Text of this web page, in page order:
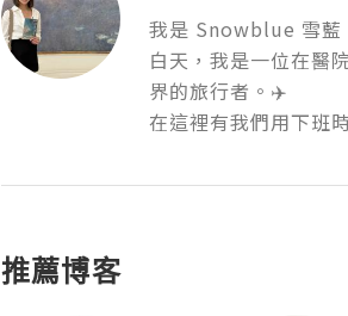
我是 Snowblue 雪藍
白天，我是一位在醫
界的旅行者。✈️
在這裡有我們用下班
推薦博客